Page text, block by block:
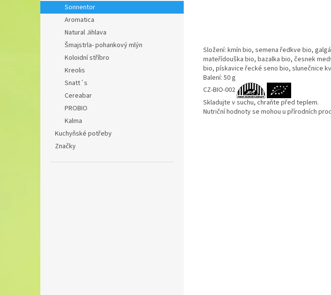
Sonnentor
Aromatica
Natural Jihlava
Šmajstrla- pohankový mlýn
Koloidní stříbro
Kreolis
Snatt´s
Cereabar
PROBIO
Kalma
Kuchyňské potřeby
Značky
Složení: kmín bio, semena ředkve bio,
mateřídouška bio, bazalka bio, česnek
bio, pískavice řecké seno bio, slunečnice
Balení: 50 g
CZ-BIO-002
Skladujte v suchu, chraňte před teplem.
Nutriční hodnoty se mohou u přírodních